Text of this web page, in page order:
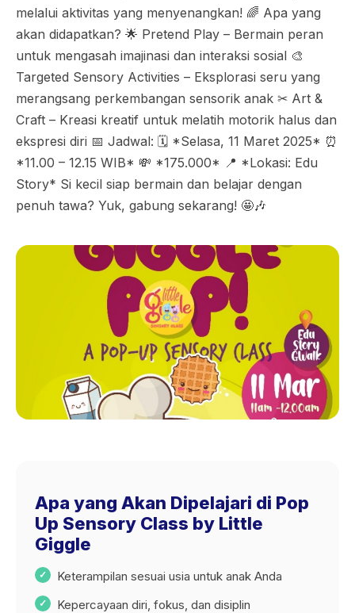
melalui aktivitas yang menyenangkan! 🌈 Apa yang
akan didapatkan? 🌟 Pretend Play – Bermain peran
untuk mengasah imajinasi dan interaksi sosial 🎨
Targeted Sensory Activities – Eksplorasi seru yang
merangsang perkembangan sensorik anak ✂ Art &
Craft – Kreasi kreatif untuk melatih motorik halus dan
ekspresi diri 📅 Jadwal: 🗓 *Selasa, 11 Maret 2025* ⏰
*11.00 – 12.15 WIB* 💸 *175.000* 📍 *Lokasi: Edu
Story* Si kecil siap bermain dan belajar dengan
penuh tawa? Yuk, gabung sekarang! 🤩🎶
Apa yang Akan Dipelajari di Pop
Up Sensory Class by Little
Giggle
Keterampilan sesuai usia untuk anak Anda
Kepercayaan diri, fokus, dan disiplin